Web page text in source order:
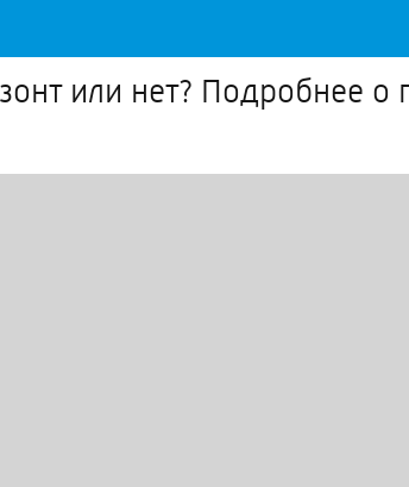
или нет? Подробнее